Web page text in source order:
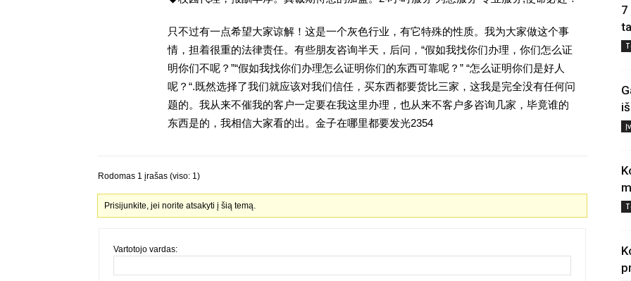
只不过有一点希望大家谅解！这是一个灰色行业，有它特殊的性质。我为大家做这个事
情，担着很重的法律责任。有些朋友咨询半天，后问，“假如我找你们办理，你们怎么证
明你们不呢？”“假如我找你们办理怎么证明你们的东西可靠呢？” “怎么证明你们是好人
呢？“.既然选择了我们就应该对我们信任，买东西都要货比三家，这我是完全没有任何问
题的。我从来不催我的客户一定要在我这里办理，也从来不客户多咨询几家，毕竟谁的
东西是的，我相信大家看的出。金子在哪里都要发光2354
Rodomas 1 įrašas (viso: 1)
Prisijunkite, jei norite atsakyti į šią temą.
Vartotojo vardas:
7